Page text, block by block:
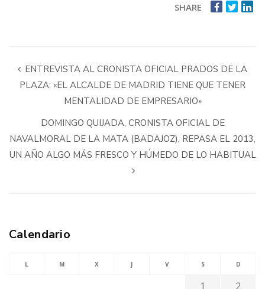
SHARE
ENTREVISTA AL CRONISTA OFICIAL PRADOS DE LA
PLAZA: «EL ALCALDE DE MADRID TIENE QUE TENER
MENTALIDAD DE EMPRESARIO»
DOMINGO QUIJADA, CRONISTA OFICIAL DE
NAVALMORAL DE LA MATA (BADAJOZ), REPASA EL 2013,
UN AÑO ALGO MÁS FRESCO Y HÚMEDO DE LO HABITUAL
Calendario
L M X J V S D
1 2